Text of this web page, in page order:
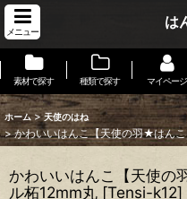
メニュー
は
素材で探す 種類で探す マイページ
ホーム > 天使のはね
> かわいいはんこ【天使の羽★はん
かわいいはんこ【天使
ル柘12mm丸 [Tensi-k12]